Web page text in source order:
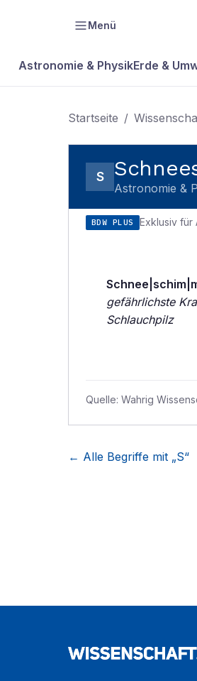
Menü
Astronomie & PhysikErde &
Startseite /
S
Astronomie &
BDW PLUS Exklusiv für
gefährlichste
Schlauchpilz
Quelle: Wahrig
← Alle Begriffe mit „S“